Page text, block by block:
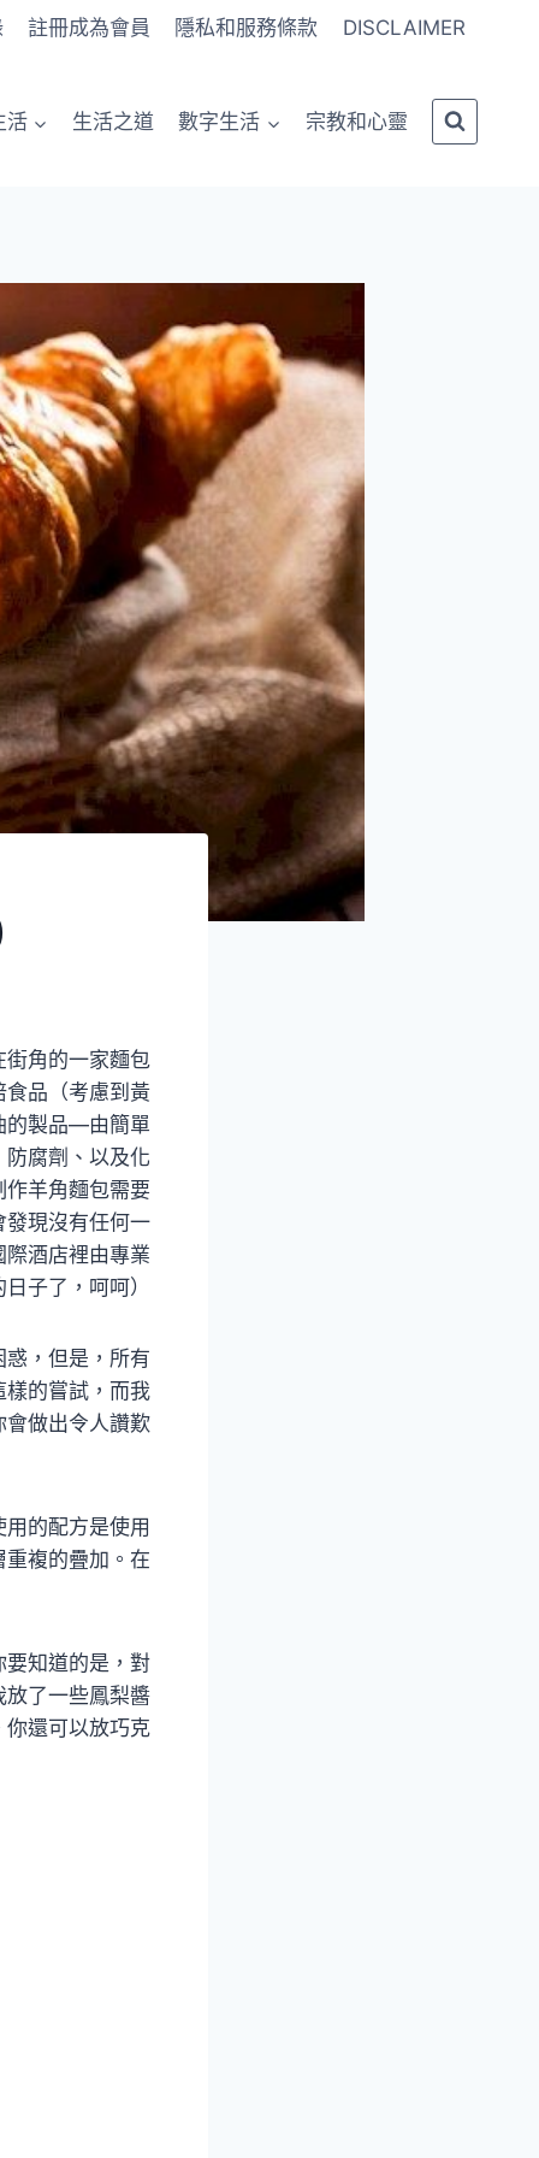
註冊成為會員 隱私和服務條款 DISCLAIMER
活 生活之道 數字生活 宗教和心靈
街角的一家麵包
食品（考慮到黃
的製品—由簡單
腐劑、以及化
羊角麵包需要
發現沒有任何一
酒店裡由專業
子了，呵呵）
，但是，所有
樣的嘗試，而我
會做出令人讚歎
的配方是使用
複的疊加。在
要知道的是，對
放了一些鳳梨醬
你還可以放巧克